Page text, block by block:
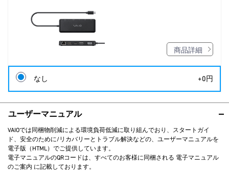
商品詳細
なし +0円
ユーザーマニュアル
VAIOでは同梱物削減による環境負荷低減に取り組んでおり、スタートガイ
ド、安全のために/リカバリーとトラブル解決などの、ユーザーマニュアルを
電子版（HTML）でご提供しています。
電子マニュアルのQRコードは、すべてのお客様に同梱される 電子マニュアル
のご案内 に記載しております。